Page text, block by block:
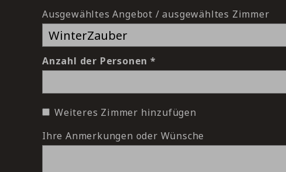
Ausgewähltes Angebot / ausgewähltes Zimmer
Anzahl der Personen
Weiteres Zimmer hinzufügen
Ihre Anmerkungen oder Wünsche